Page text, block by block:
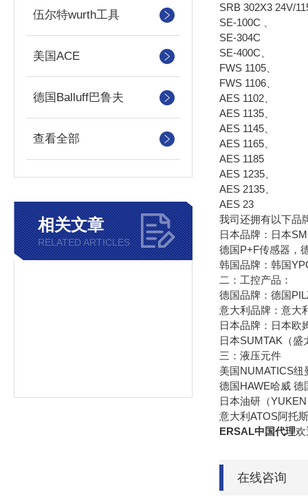
伍尔特wurth工具
美国ACE
德国Balluff巴鲁夫
查看全部
相关文章
RELATED ARTICLES
SRB 302X3 24V/
SE-100C 、
SE-304C
SE-400C、
FWS 1105、
FWS 1106、
AES 1102、
AES 1135、
AES 1145、
AES 1165、
AES 1185
AES 1235、
AES 2135、
AES 23
我司还拥有以下品
日本品牌：日本
德国P+F传感器，
韩国品牌：韩国
二：工控产品：
德国品牌：德国
意大利品牌：意大
日本品牌：日本欧
日本SUMTAK（
三：液压元件
美国NUMATICS
德国HAWE哈威
日本油研（
意大利ATOS阿托斯
ERSAL中国代理欢
在线咨询